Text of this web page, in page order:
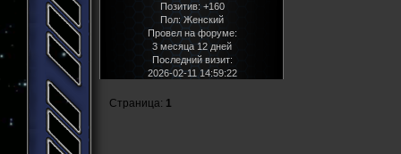
Позитив: +160
Пол:Женский
Провел на форуме:
3 месяца 12 дней
Последний визит:
2026-02-11 14:59:22
Страница: 1